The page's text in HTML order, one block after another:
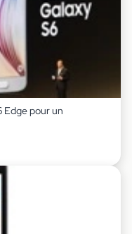
Edge pour un